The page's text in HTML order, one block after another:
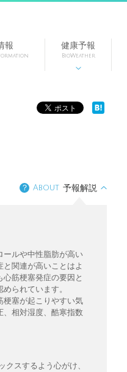
報 健康予報
BioWeather

？ About 予報解説
ールや中性脂肪が高い
関連が高いことはよ
筋梗塞発症の要因と
られています。
梗塞が起こりやすい気
、相対湿度、酷寒指数
スするよう心がけ、